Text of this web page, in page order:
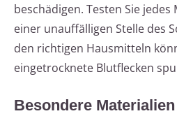
beschädigen. Testen Sie
einer unauffälligen Stelle des
den richtigen Hausmitteln
eingetrocknete Blutflecken
Besondere